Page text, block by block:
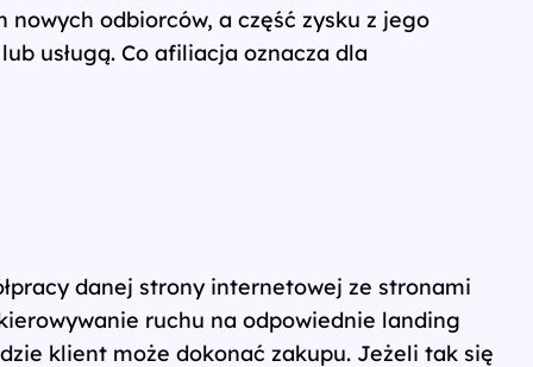
odbiorców, a część zysku z jego
usługą. Co afiliacja oznacza dla
danej strony internetowej ze stronami
ruchu na odpowiednie landing
klient może dokonać zakupu. Jeżeli tak się